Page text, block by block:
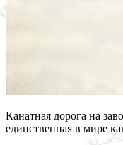
Канатная дорога на
единственная в мире